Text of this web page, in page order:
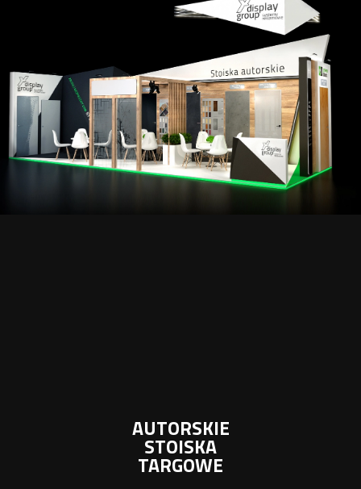
AUTORSKIE
STOISKA
TARGOWE